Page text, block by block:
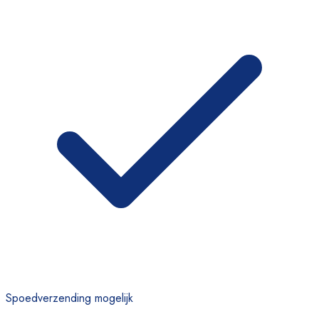
Spoedverzending mogelijk